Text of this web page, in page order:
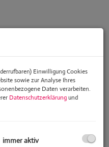
Wiens, im charmanten Neustift
Anwesen als seltene
mit viel Platz, Privatsphäre
bietet die Liegenschaft eine
Einwilligung Cookies
sowie zur Analyse Ihres
Daten verarbeiten.
Datenschutzerklärungund
immer aktiv